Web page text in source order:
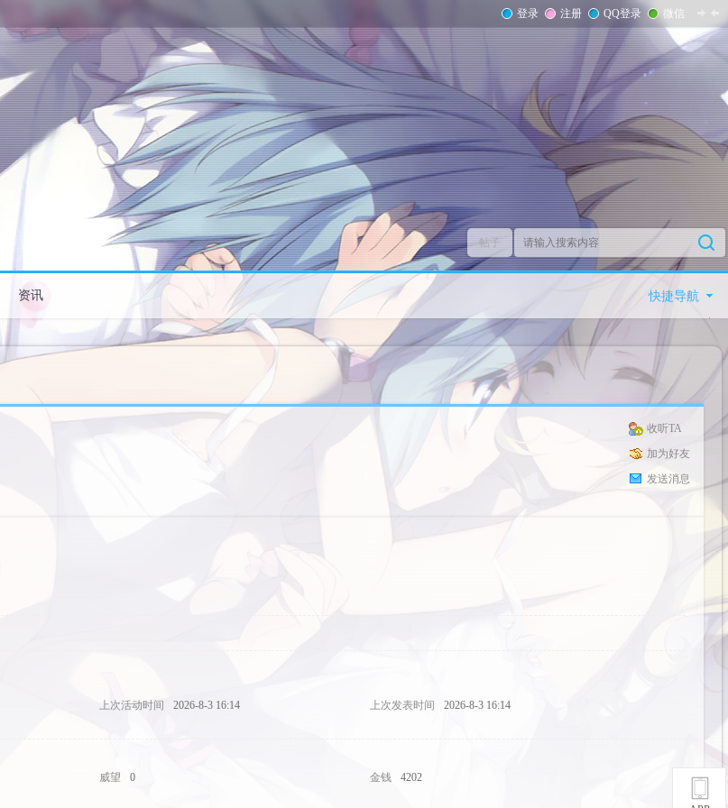
登录 注册 QQ登录 微信
帖子
快捷导航
资讯
收听TA
加为好友
发送消息
上次活动时间 2026-8-3 16:14 上次发表时间
2026-8-3 16:14
威望 0 金钱
4202